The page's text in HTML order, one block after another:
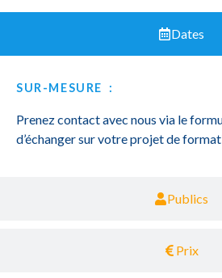
Dates
Publics
Prix
SUR-MESURE :
Prenez contact avec nous via le
d’échanger sur votre projet de